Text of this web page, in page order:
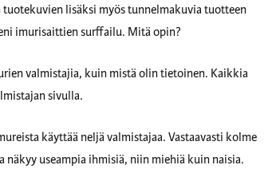
lisäksi myös tunnelmakuvia tuotteen
imurisaittien surffailu. Mitä opin?
valmistajia, kuin mistä olin tietoinen. Kaikkia
sivulla.
käyttää neljä valmistajaa. Vastaavasti kolme
useampia ihmisiä, niin miehiä kuin naisia.